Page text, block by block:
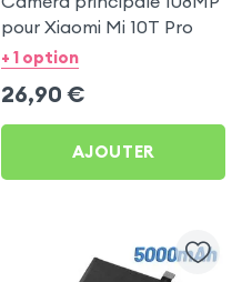
pour Xiaomi Mi 10T Pro
+ 1 option
26,90 €
AJOUTER